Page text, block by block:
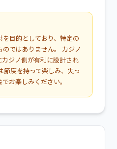
目的としており、特定の
ではありません。 カジノ
ジノ側が有利に設計され
節度を持って楽しみ、失っ
お楽しみください。